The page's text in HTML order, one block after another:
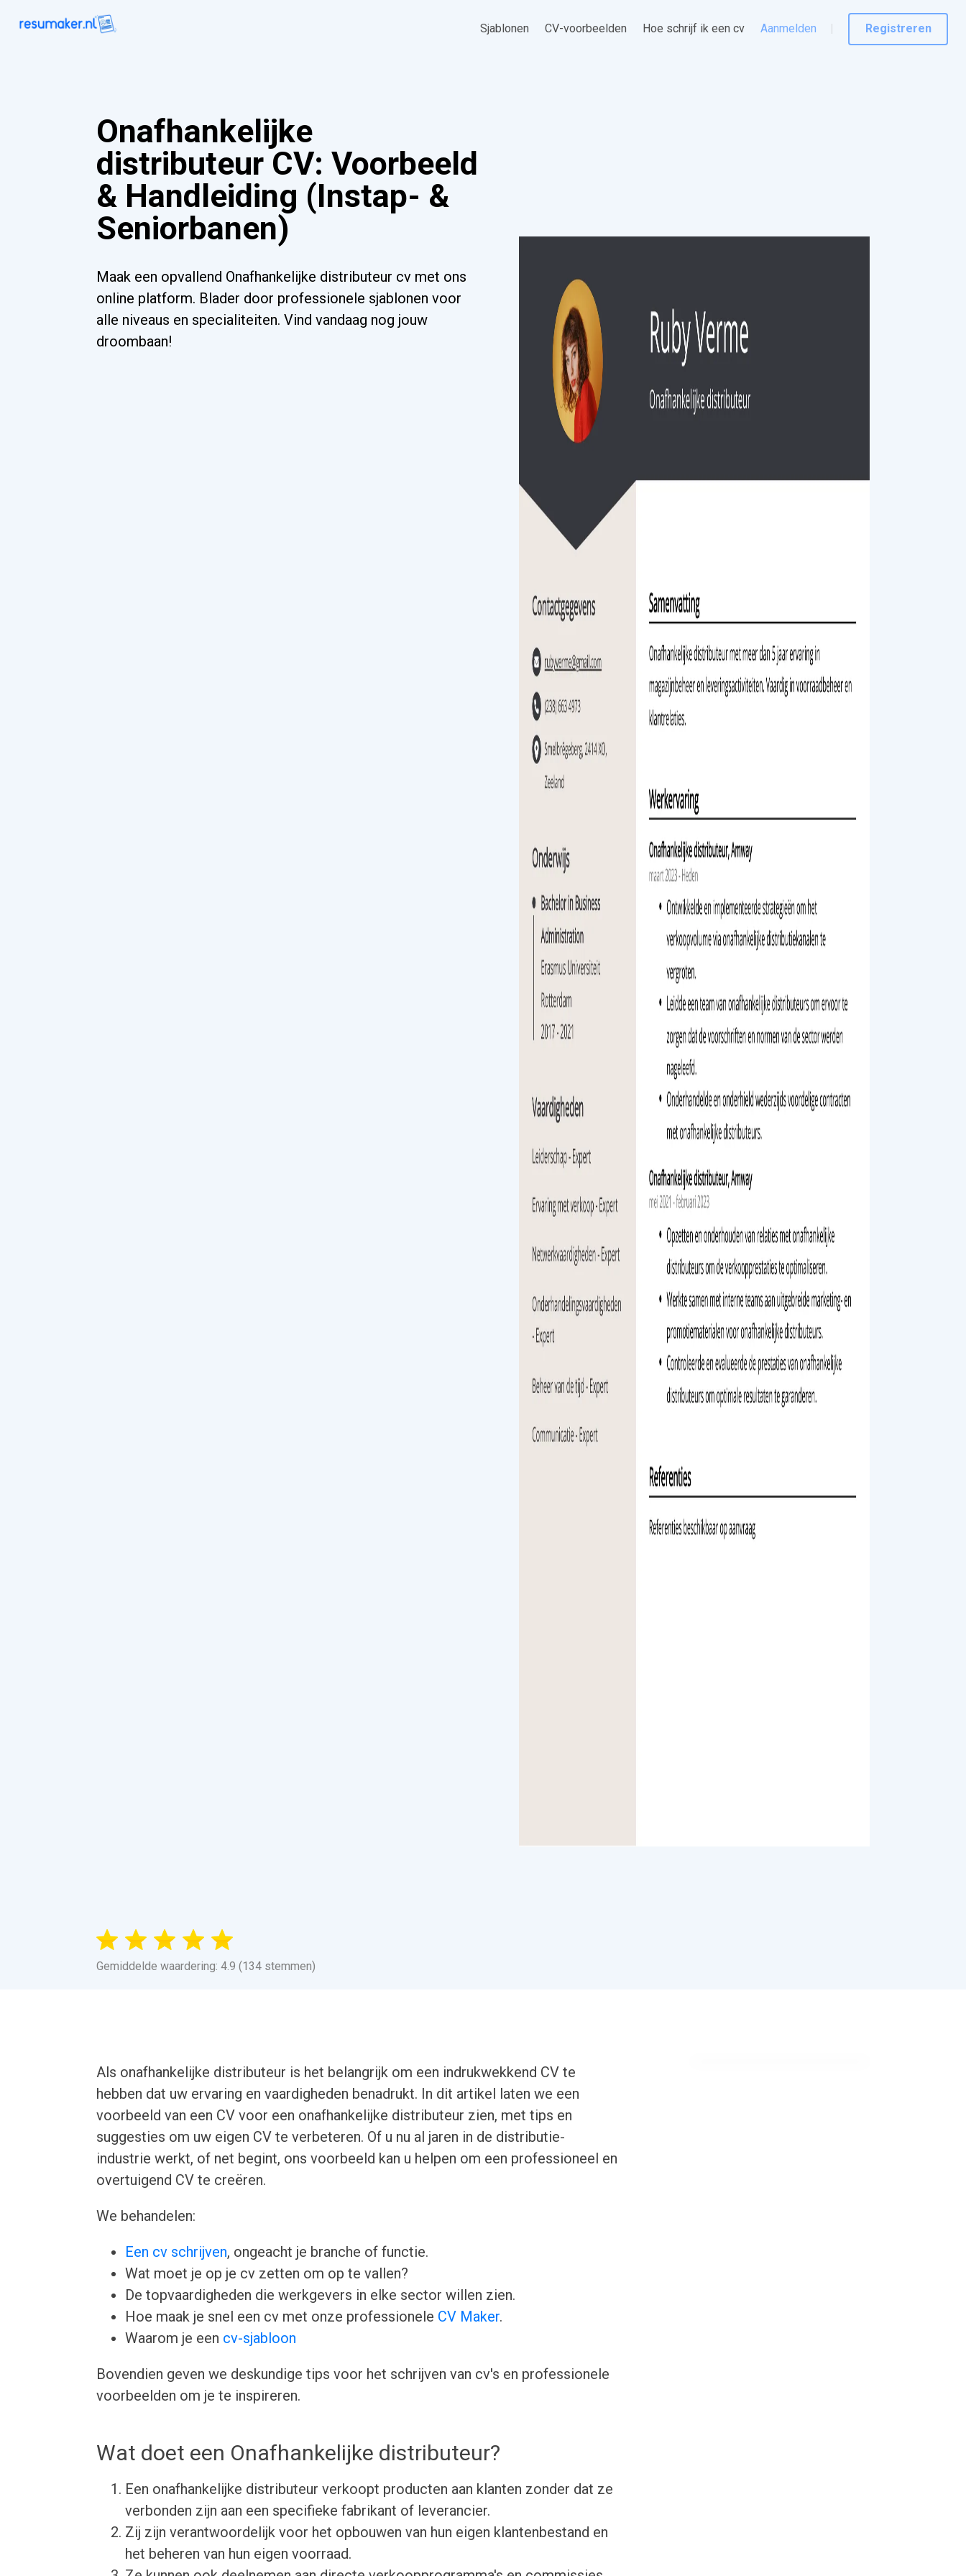
Sjablonen CV-voorbeelden Hoe schrijf ik een cv Aanmelden Registreren
Onafhankelijke
distributeur CV: Voorbeeld
& Handleiding (Instap- &
Seniorbanen)
Maak een opvallend Onafhankelijke distributeur cv met ons
online platform. Blader door professionele sjablonen voor
alle niveaus en specialiteiten. Vind vandaag nog jouw
droombaan!
Gemiddelde waardering: 4.9 (134 stemmen)
Als onafhankelijke distributeur is het belangrijk om een indrukwekkend CV te
hebben dat uw ervaring en vaardigheden benadrukt. In dit artikel laten we een
voorbeeld van een CV voor een onafhankelijke distributeur zien, met tips en
suggesties om uw eigen CV te verbeteren. Of u nu al jaren in de distributie-
industrie werkt, of net begint, ons voorbeeld kan u helpen om een professioneel en
overtuigend CV te creëren.
We behandelen:
Een cv schrijven, ongeacht je branche of functie.
Wat moet je op je cv zetten om op te vallen?
De topvaardigheden die werkgevers in elke sector willen zien.
Hoe maak je snel een cv met onze professionele CV Maker.
Waarom je een cv-sjabloon
Bovendien geven we deskundige tips voor het schrijven van cv's en professionele
voorbeelden om je te inspireren.
Wat doet een Onafhankelijke distributeur?
Een onafhankelijke distributeur verkoopt producten aan klanten zonder dat ze
verbonden zijn aan een specifieke fabrikant of leverancier.
Zij zijn verantwoordelijk voor het opbouwen van hun eigen klantenbestand en
het beheren van hun eigen voorraad.